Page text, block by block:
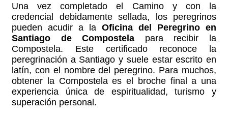
Una vez completado el Camino y con la
credencial debidamente sellada, los peregrinos
pueden acudir a la Oficina del Peregrino en
Santiago de Compostela para recibir la
Compostela. Este certificado reconoce la
peregrinación a Santiago y suele estar escrito en
latín, con el nombre del peregrino. Para muchos,
obtener la Compostela es el broche final a una
experiencia única de espiritualidad, turismo y
superación personal.